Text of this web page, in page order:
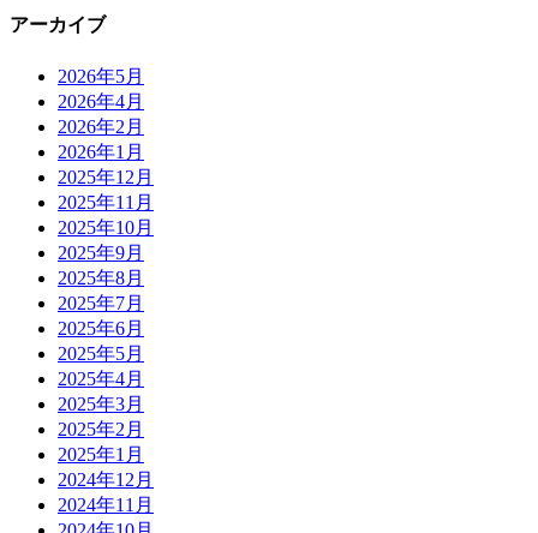
アーカイブ
2026年5月
2026年4月
2026年2月
2026年1月
2025年12月
2025年11月
2025年10月
2025年9月
2025年8月
2025年7月
2025年6月
2025年5月
2025年4月
2025年3月
2025年2月
2025年1月
2024年12月
2024年11月